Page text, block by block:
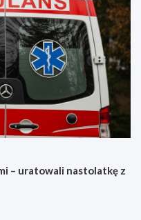
– uratowali nastolatkę z